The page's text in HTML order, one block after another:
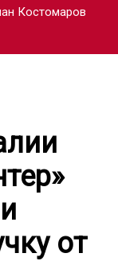
Костомаров
от